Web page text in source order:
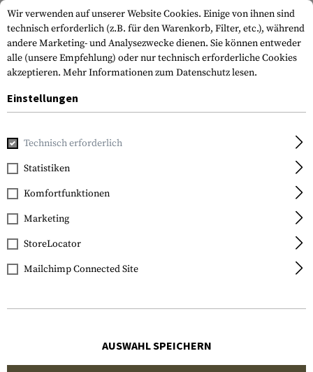
Home Tactical Gear
IMI Defense
Double Magazine Pouch
for Glock Pistols
Wir verwenden auf unserer Website Cookies. Einige von ihnen sind
technisch erforderlich (z.B. für den Warenkorb, Filter, etc.), während
andere Marketing- und Analysezwecke dienen. Sie können entweder
alle (unsere Empfehlung) oder nur technisch erforderliche Cookies
akzeptieren. Mehr Informationen zum Datenschutz lesen.
Einstellungen
Technisch erforderlich
Statistiken
Komfortfunktionen
Marketing
StoreLocator
Mailchimp Connected Site
AUSWAHL SPEICHERN